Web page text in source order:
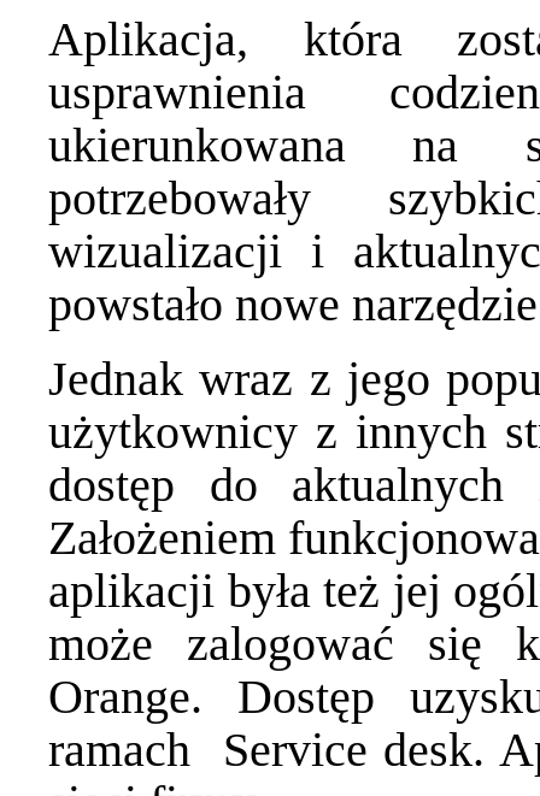
Aplikacja, która
usprawnienia
ukierunkowana na
potrzebowały
wizualizacji i
powstało nowe
Jednak wraz z jego
użytkownicy z innych
dostęp do aktualnych
Założeniem
aplikacji była też jej
może zalogować się
Orange. Dostęp
ramach Service desk.